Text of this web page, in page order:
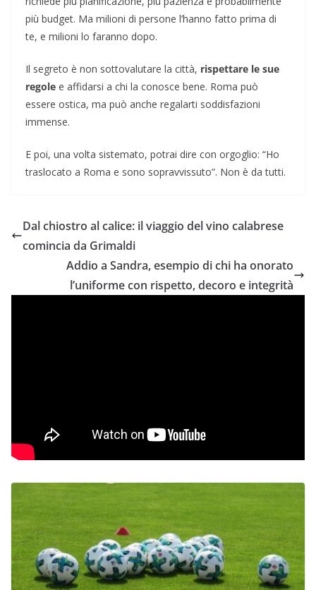
più budget. Ma milioni di persone l’hanno fatto prima di
te, e milioni lo faranno dopo.
Il segreto è non sottovalutare la città, rispettare le sue
regole e affidarsi a chi la conosce bene. Roma può
essere ostica, ma può anche regalarti soddisfazioni
immense.
E poi, una volta sistemato, potrai dire con orgoglio: “Ho
traslocato a Roma e sono sopravvissuto”. Non è da tutti.
Dal chiostro al calice: il viaggio del vino calabrese
comincia da Grimaldi
Addio a Sandra, esempio di chi ha onorato
l’uniforme con rispetto, decoro e integrità